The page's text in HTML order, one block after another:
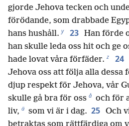
gjorde Jehova tecken och
förödande, som drabbade
hans hushåll. y 23 Han förde
han skulle leda oss hit och ge
hade lovat våra förfäder. z 24
Jehova oss att följa alla
djup respekt för Jehova, vår
skulle gå bra för oss å och för
liv, ä som vi är i dag. 25 Och